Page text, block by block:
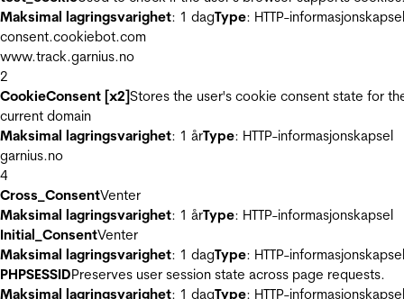
Maksimal lagringsvarighet: 1 dagType: HTTP-informasjonskapsel
consent.cookiebot.com
www.track.garnius.no
2
CookieConsent [x2]Stores the user's cookie consent state for
current domain
Maksimal lagringsvarighet: 1 årType: HTTP-informasjonskapsel
garnius.no
4
Cross_ConsentVenter
Maksimal lagringsvarighet: 1 årType: HTTP-informasjonskapsel
Initial_ConsentVenter
Maksimal lagringsvarighet: 1 dagType: HTTP-informasjonskapsel
PHPSESSIDPreserves user session state across page requests.
Maksimal lagringsvarighet: 1 dagType: HTTP-informasjonskapsel